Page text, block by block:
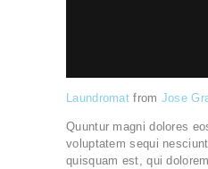
Laundromat from Jose
Quuntur magni dolores
voluptatem sequi
quisquam est, qui